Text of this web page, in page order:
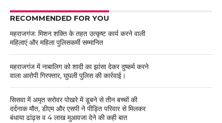
RECOMMENDED FOR YOU
महराजगंज: मिशन शक्ति के तहत उत्कृष्ट कार्य करने वाली
महिलाएं और महिला पुलिसकर्मी सम्मानित
महराजगंज में नाबालिग को शादी का झांसा देकर दुष्कर्म करने
वाला आरोपी गिरफ्तार, घुघली पुलिस की कार्रवाई।
सिसवा में अमृत सरोवर पोखरे में डूबने से तीन बच्चों की
दर्दनाक मौत, डीएम और एसपी ने पीड़ित परिवार से मिलकर
बंधाया ढांढ़स व 4 लाख मुआवजा देने की कही बात